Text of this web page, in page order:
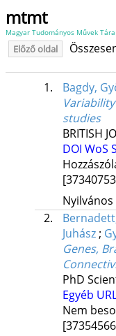
mtmt
Magyar Tudományos Művek Tára
Előző oldal
1. Bagdy,
studies
BRITISH
DOI WoS
Nyilvános
2.
Juhász;
Genes,
PhD
Egyéb
Nem